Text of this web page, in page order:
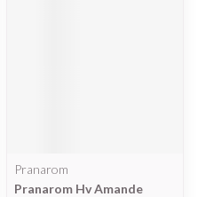
Pranarom
Pranarom Hv Amande